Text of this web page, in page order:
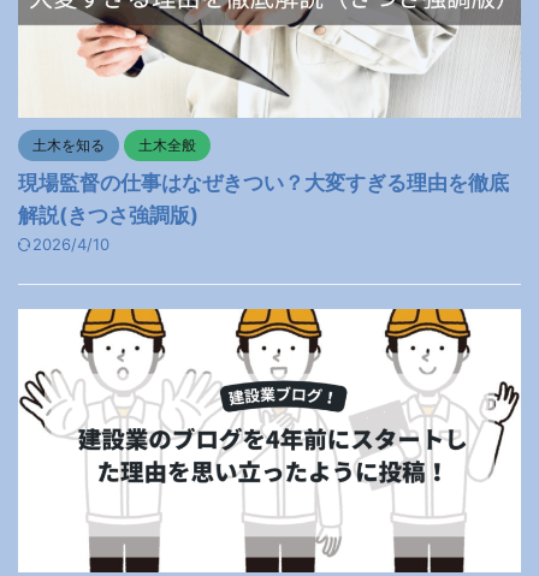
土木を知る 土木全般
現場監督の仕事はなぜきつい？大変すぎる理由を徹底
解説(きつさ強調版)
2026/4/10